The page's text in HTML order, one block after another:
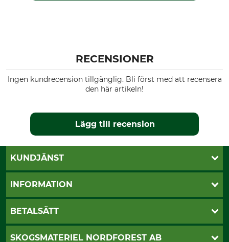
RECENSIONER
Ingen kundrecension tillgänglig. Bli först med att recensera
den här artikeln!
Lägg till recension
KUNDJÄNST
Öppettider
Vanliga frågor
INFORMATION
Butik Vansbro
BETALSÄTT
Klarna
SKOGSMATERIEL NORDFOREST AB